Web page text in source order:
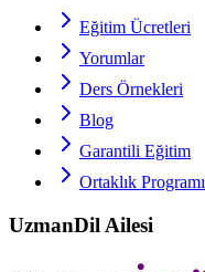
Eğitim Ücretleri
Yorumlar
Ders Örnekleri
Blog
Garantili Eğitim
Ortaklık Programı
UzmanDil Ailesi